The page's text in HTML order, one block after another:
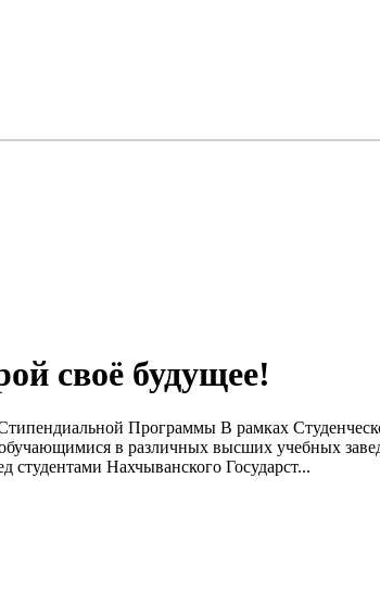
своё будущее!
Программы В рамках
в различных высших учебных
Нахчыванского Государст...